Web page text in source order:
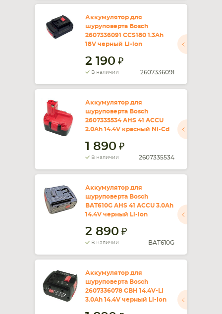
Аккумулятор для
шуруповерта Bosch
2607336091 CCS180 1.3Ah
18V черный Li-ion
2 190
В наличии 2607336091
Аккумулятор для
шуруповерта Bosch
2607335534 AHS 41 ACCU
2.0Ah 14.4V красный Ni-Cd
1 890
В наличии 2607335534
Аккумулятор для
шуруповерта Bosch
BAT610G AHS 41 ACCU 3.0Ah
14.4V черный Li-Ion
2 890
В наличии BAT610G
Аккумулятор для
шуруповерта Bosch
2607336078 GBH 14.4V-Li
3.0Ah 14.4V черный Li-Ion